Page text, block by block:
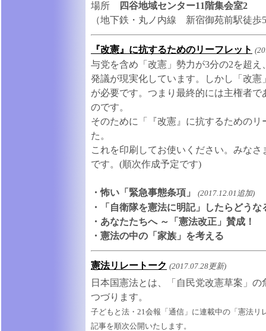
場所
四谷地域センター11階集会室2
（地下鉄・丸ノ内線 新宿御苑前駅徒歩
『改憲』に抗するためのリーフレット
与党を含め「改憲」勢力が3分の2を超
発議が現実化しています。しかし「改
が必要です。つまり最終的には主権者
のです。
そのために「『改憲』に抗するための
た。
これを印刷してお使いください。みな
です。(順次作成予定です)
・怖い「緊急事態条項」 (2017.12.01追加)
・「自衛隊を憲法に明記」したらどうな
・あなたたちへ ～「憲法改正」賛成！
・憲法の中の「家族」を考える
憲法リレートーク (2017.07.28更新)
日本国憲法とは、「自民党改憲草案」
つづります。
子どもと法・21会報「通信」に連載中の「憲法リ
記事を順次公開いたします。